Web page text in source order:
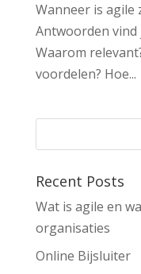
Wanneer is agile
Antwoorden
Waarom
voordelen? Hoe...
Recent Posts
Wat is agile en
organisaties
Online Bijsluiter